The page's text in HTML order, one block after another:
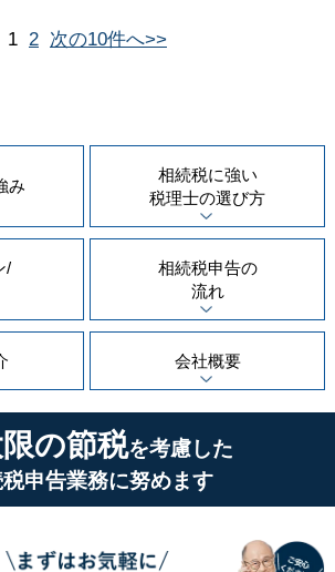
1 2 次の10件へ>>
み
相続税に強い
税理士の選び方
/
相続税申告の
流れ
会社概要
の節税を考慮した
申告業務に努めます